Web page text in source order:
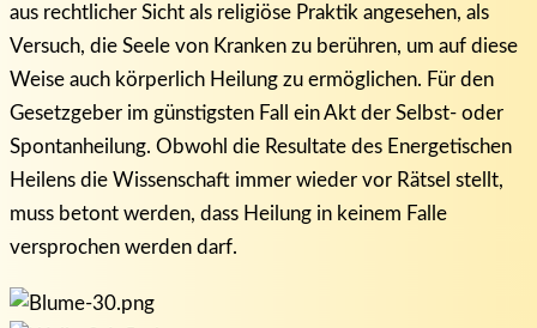
aus rechtlicher Sicht als religiöse Praktik angesehen, als
Versuch, die Seele von Kranken zu berühren, um auf diese
Weise auch körperlich Heilung zu ermöglichen. Für den
Gesetzgeber im günstigsten Fall ein Akt der Selbst- oder
Spontanheilung. Obwohl die Resultate des Energetischen
Heilens die Wissenschaft immer wieder vor Rätsel stellt,
muss betont werden, dass Heilung in keinem Falle
versprochen werden darf.